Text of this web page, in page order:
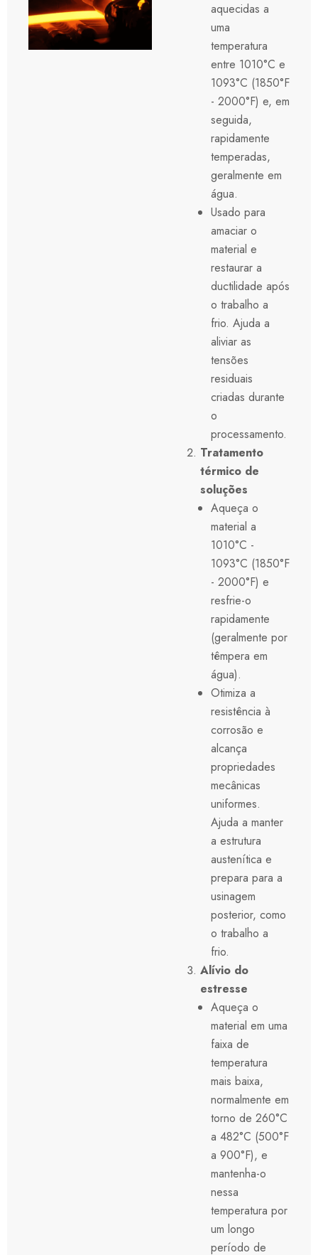
aquecidas a
uma
temperatura
entre 1010°C e
1093°C (1850°F
- 2000°F) e, em
seguida,
rapidamente
temperadas,
geralmente em
água.
Usado para
amaciar o
material e
restaurar a
ductilidade após
o trabalho a
frio. Ajuda a
aliviar as
tensões
residuais
criadas durante
o
processamento.
Tratamento
térmico de
soluções
Aqueça o
material a
1010°C -
1093°C (1850°F
- 2000°F) e
resfrie-o
rapidamente
(geralmente por
têmpera em
água).
Otimiza a
resistência à
corrosão e
alcança
propriedades
mecânicas
uniformes.
Ajuda a manter
a estrutura
austenítica e
prepara para a
usinagem
posterior, como
o trabalho a
frio.
Alívio do
estresse
Aqueça o
material em uma
faixa de
temperatura
mais baixa,
normalmente em
torno de 260°C
a 482°C (500°F
a 900°F), e
mantenha-o
nessa
temperatura por
um longo
período de